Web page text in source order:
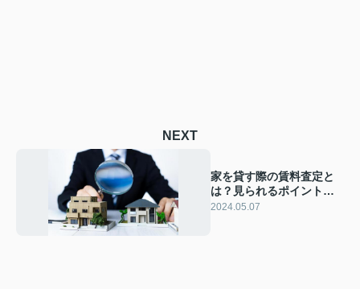
NEXT
家を貸す際の賃料査定と
は？見られるポイントを
ご紹介
2024.05.07